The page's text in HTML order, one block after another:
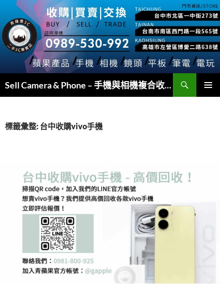
主
要
Sell Camera & Phone – 手機與相機複合收購
尋
標籤彙整: 台中收購vivo手機